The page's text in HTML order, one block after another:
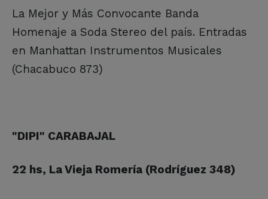
La Mejor y Más Convocante Banda
Homenaje a Soda Stereo del país. Entradas
en Manhattan Instrumentos Musicales
(Chacabuco 873)
"DIPI" CARABAJAL
22 hs, La Vieja Romería (Rodríguez 348)